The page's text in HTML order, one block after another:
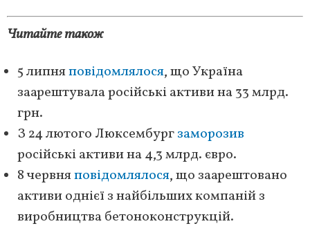
Читайте також
5 липняповідомлялося, що Україна
заарештувала російські активи на 33 млрд.
грн.
З 24 лютого Люксембургзаморозив
російські активи на 4,3 млрд. євро.
8 червняповідомлялося, що заарештовано
активи однієї з найбільших компаній з
виробництва бетоноконструкцій.